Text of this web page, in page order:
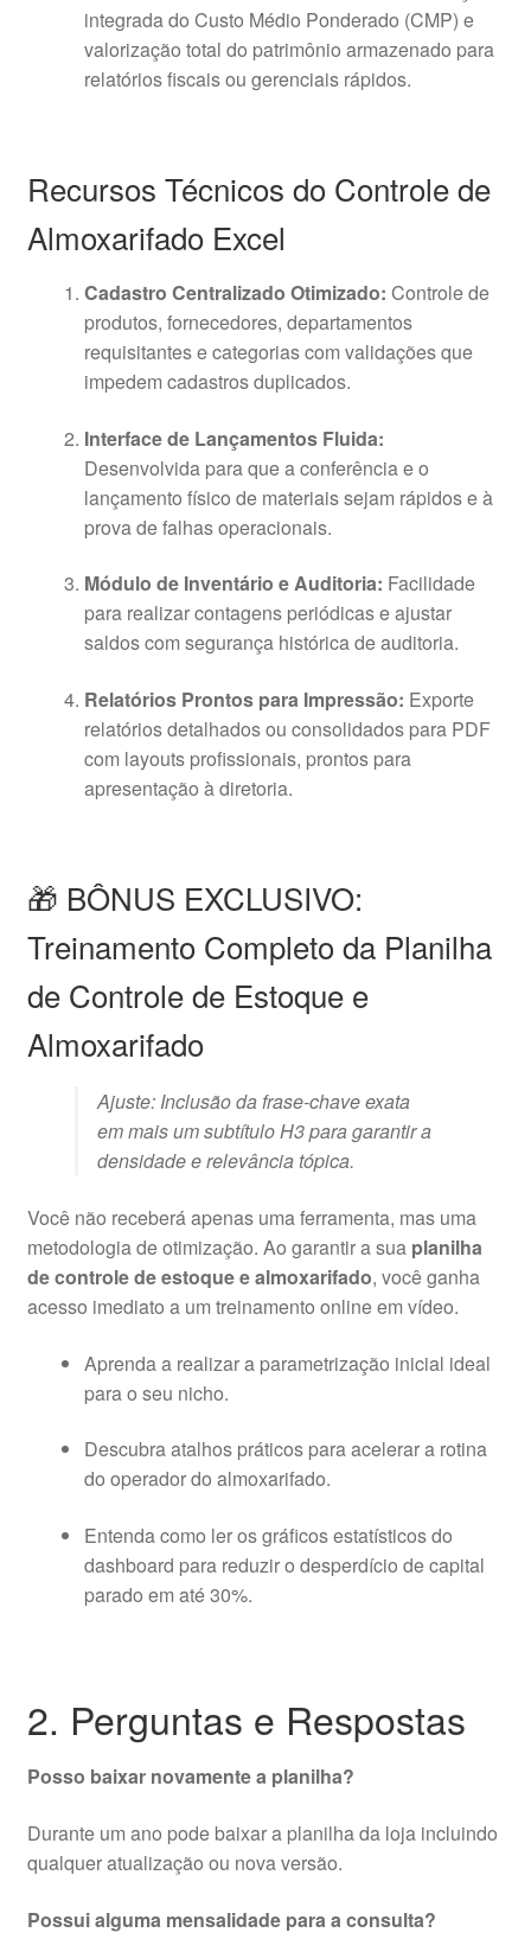
integrada do Custo Médio Ponderado (CMP) e
valorização total do patrimônio armazenado para
relatórios fiscais ou gerenciais rápidos.
Recursos Técnicos do Controle de
Almoxarifado Excel
Cadastro Centralizado Otimizado: Controle de
produtos, fornecedores, departamentos
requisitantes e categorias com validações que
impedem cadastros duplicados.
Interface de Lançamentos Fluida:
Desenvolvida para que a conferência e o
lançamento físico de materiais sejam rápidos e à
prova de falhas operacionais.
Módulo de Inventário e Auditoria: Facilidade
para realizar contagens periódicas e ajustar
saldos com segurança histórica de auditoria.
Relatórios Prontos para Impressão: Exporte
relatórios detalhados ou consolidados para PDF
com layouts profissionais, prontos para
apresentação à diretoria.
🎁 BÔNUS EXCLUSIVO:
Treinamento Completo da Planilha
de Controle de Estoque e
Almoxarifado
Ajuste: Inclusão da frase-chave exata
em mais um subtítulo H3 para garantir a
densidade e relevância tópica.
Você não receberá apenas uma ferramenta, mas uma
metodologia de otimização. Ao garantir a sua planilha
de controle de estoque e almoxarifado, você ganha
acesso imediato a um treinamento online em vídeo.
Aprenda a realizar a parametrização inicial ideal
para o seu nicho.
Descubra atalhos práticos para acelerar a rotina
do operador do almoxarifado.
Entenda como ler os gráficos estatísticos do
dashboard para reduzir o desperdício de capital
parado em até 30%.
2. Perguntas e Respostas
Posso baixar novamente a planilha?
Durante um ano pode baixar a planilha da loja incluindo
qualquer atualização ou nova versão.
Possui alguma mensalidade para a consulta?